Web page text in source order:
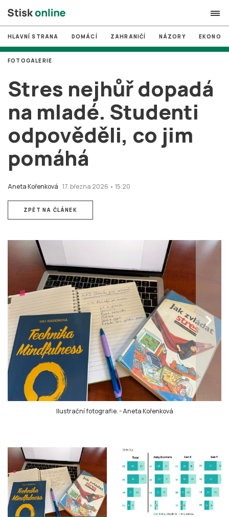
search
# MUNI
# Brno
# volby
login PŘIHLÁSIT SE
Zapomněli jste heslo?
Založit nový účet
HLAVNÍ STRANA DOMÁCÍ ZAHRANIČÍ NÁZORY
Stres nejhůř dopadá
na mladé. Studenti
odpověděli, co jim
pomáhá
Aneta Kořenková 17. března 2026 • 15:20
FOTOGALERIE
ZPĚT NA ČLÁNEK
chevron_right
Ilustrační fotografie.-Aneta Kořenková